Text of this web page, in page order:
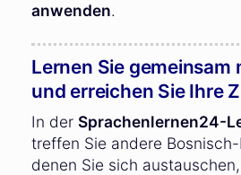
anwenden.
Lernen Sie gemeinsam
und erreichen Sie Ihre
In der Sprachenlernen24-
treffen Sie andere
denen Sie sich